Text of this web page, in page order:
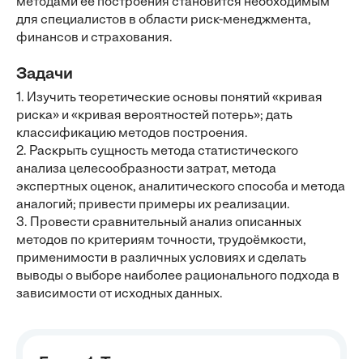
для специалистов в области риск-менеджмента,
финансов и страхования.
Задачи
1. Изучить теоретические основы понятий «кривая
риска» и «кривая вероятностей потерь»; дать
классификацию методов построения.
2. Раскрыть сущность метода статистического
анализа целесообразности затрат, метода
экспертных оценок, аналитического способа и метода
аналогий; привести примеры их реализации.
3. Провести сравнительный анализ описанных
методов по критериям точности, трудоёмкости,
применимости в различных условиях и сделать
выводы о выборе наиболее рационального подхода в
зависимости от исходных данных.